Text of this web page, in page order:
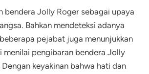
bendera Jolly Roger sebagai upaya
Bahkan mendeteksi adanya
pejabat juga menunjukkan
menilai pengibaran bendera Jolly
keyakinan bahwa hati dan